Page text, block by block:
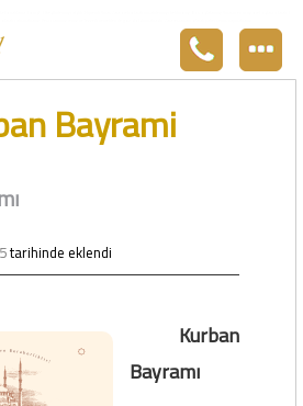
Bayrami
tarihinde eklendi
Kurban
Bayramı